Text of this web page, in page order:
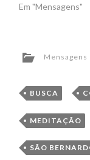
Em "Mensagens"
Mensagens
BUSCA ,
MEDITAÇÃO
SÃO